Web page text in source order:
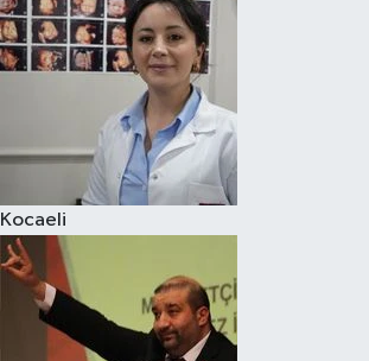
Kocaeli
Süper Lig Puan Durumu ve Fikstür
Tüm Manşetler
Son Dakika Haberleri
Haber Arşivi